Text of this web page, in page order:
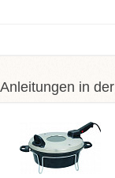
Anleitungen in